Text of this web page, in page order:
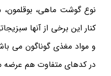
نوع گوشت ماهی، بوقلمون،
کنار این برخی از آنها
و مواد مغذی گوناگون می
در کدهای متفاوت هم عرضه